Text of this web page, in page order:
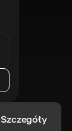
Szczegóły